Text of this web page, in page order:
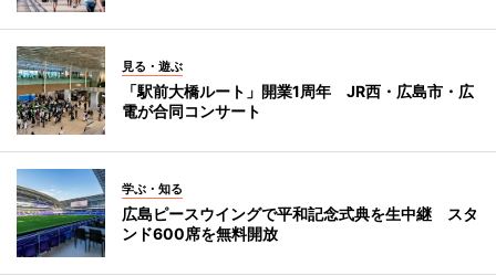
見る・遊ぶ
「駅前大橋ルート」開業1周年 JR西・広島市・広
電が合同コンサート
学ぶ・知る
広島ピースウイングで平和記念式典を生中継 スタ
ンド600席を無料開放